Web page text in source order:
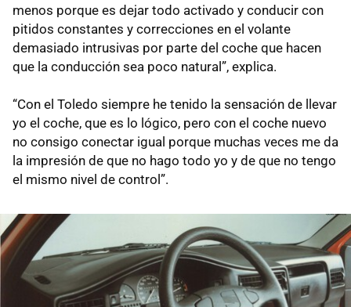
menos porque es dejar todo activado y conducir con
pitidos constantes y correcciones en el volante
demasiado intrusivas por parte del coche que hacen
que la conducción sea poco natural”, explica.
“Con el Toledo siempre he tenido la sensación de llevar
yo el coche, que es lo lógico, pero con el coche nuevo
no consigo conectar igual porque muchas veces me da
la impresión de que no hago todo yo y de que no tengo
el mismo nivel de control”.